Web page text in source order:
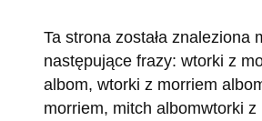
Ta strona została znaleziona
następujące frazy: wtorki z
albom, wtorki z morriem
morriem, mitch albomwtorki z